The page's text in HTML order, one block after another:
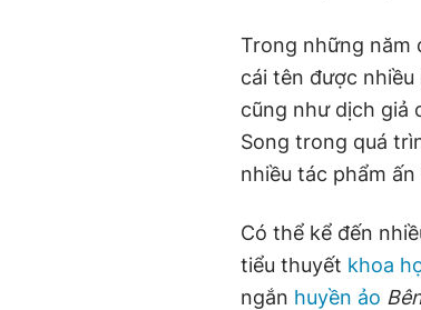
Trong những năm
cái tên được
cũng như dịch giả
Song trong quá
nhiều tác phẩm
Có thể kể đến
tiểu thuyết khoa
ngắn huyền ảo